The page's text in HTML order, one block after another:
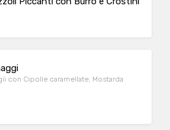
con Cipolle caramellate, Mostarda